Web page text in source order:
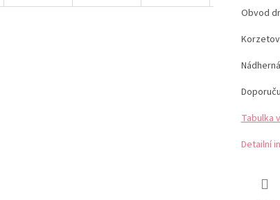
Obvod
Tabulka
Detailní